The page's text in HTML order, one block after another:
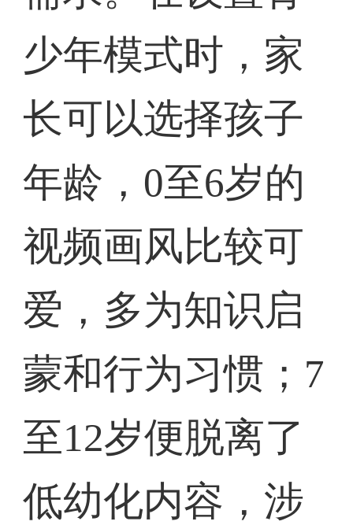
少年模式时，家
长可以选择孩子
年龄，0至6岁的
视频画风比较可
爱，多为知识启
蒙和行为习惯；7
至12岁便脱离了
低幼化内容，涉